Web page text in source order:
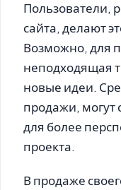
Пользователи,
сайта, делают
Возможно, для
неподходящая
новые идеи.
продажи, могут
для более
проекта.
В продаже